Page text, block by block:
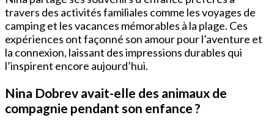
travers des activités familiales comme les voyages de
camping et les vacances mémorables à la plage. Ces
expériences ont façonné son amour pour l’aventure et
la connexion, laissant des impressions durables qui
l’inspirent encore aujourd’hui.
Nina Dobrev avait-elle des animaux de
compagnie pendant son enfance ?